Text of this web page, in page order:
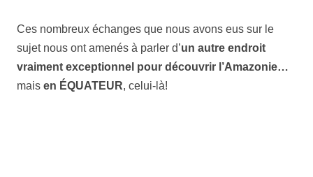
Ces nombreux échanges que nous avons eus sur le
sujet nous ont amenés à parler d’un autre endroit
vraiment exceptionnel pour découvrir l’Amazonie…
mais en ÉQUATEUR, celui-là!